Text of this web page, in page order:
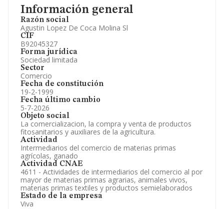
Información general
Razón social
Agustin Lopez De Coca Molina Sl
CIF
B92045327
Forma jurídica
Sociedad limitada
Sector
Comercio
Fecha de constitución
19-2-1999
Fecha último cambio
5-7-2026
Objeto social
La comercializacion, la compra y venta de productos
fitosanitarios y auxiliares de la agricultura.
Actividad
Intermediarios del comercio de materias primas
agrícolas, ganado
Actividad CNAE
4611 - Actividades de intermediarios del comercio al por
mayor de materias primas agrarias, animales vivos,
materias primas textiles y productos semielaborados
Estado de la empresa
Viva
Información oficial y registral complementaria.